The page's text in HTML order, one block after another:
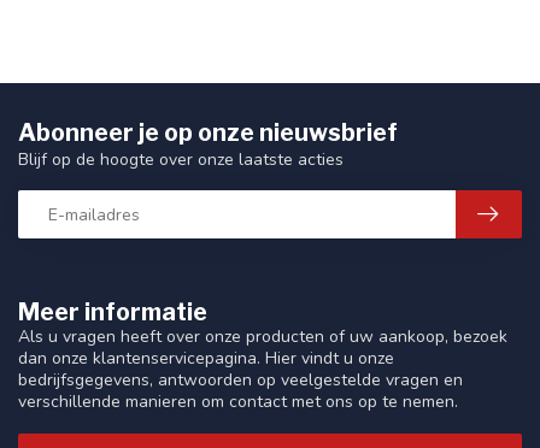
Meer informatie
Als u vragen heeft over onze producten of uw aankoop, bezoek
dan onze klantenservicepagina. Hier vindt u onze
bedrijfsgegevens, antwoorden op veelgestelde vragen en
verschillende manieren om contact met ons op te nemen.
Abonneer je op onze nieuwsbrief
Blijf op de hoogte over onze laatste acties